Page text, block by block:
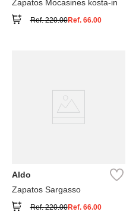
Zapatos Mocasines kosta-in
Ref.220.00Ref. 66.00
Aldo
Zapatos Sargasso
Ref.220.00Ref. 66.00